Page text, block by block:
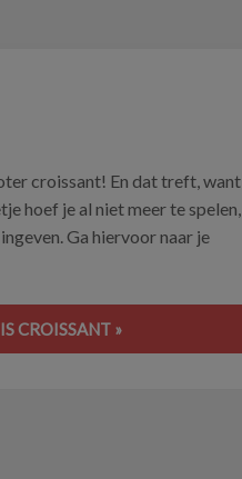
croissant! En dat treft, want
hoef je al niet meer te spelen,
Ga hiervoor naar je
CROISSANT »